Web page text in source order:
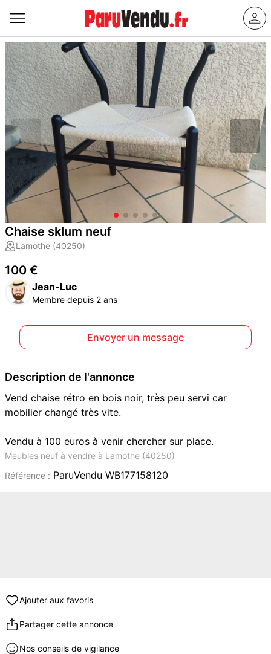
Chaise sklum neuf
Lamothe (40250)
100 €
Jean-Luc
Membre depuis 2 ans
Envoyer un message
Description de l'annonce
Vend chaise rétro en bois noir, très peu servi car
mobilier changé très vite.
Vendu à 100 euros à venir chercher sur place.
Meubles neuf à vendre à Lamothe (40250)
Référence : ParuVendu WB177158120
Ajouter aux favoris
Partager cette annonce
Nos conseils de vigilance